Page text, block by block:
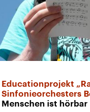
Educationprojekt
Sinfonieorchesters
Menschen ist hörbar